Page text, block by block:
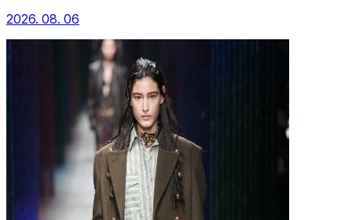
2026. 08. 06